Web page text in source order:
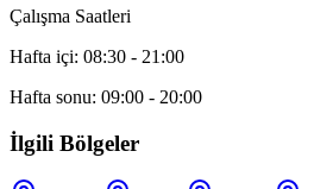
Çalışma Saatleri
Hafta içi: 08:30 - 21:00
Hafta sonu: 09:00 - 20:00
İlgili Bölgeler